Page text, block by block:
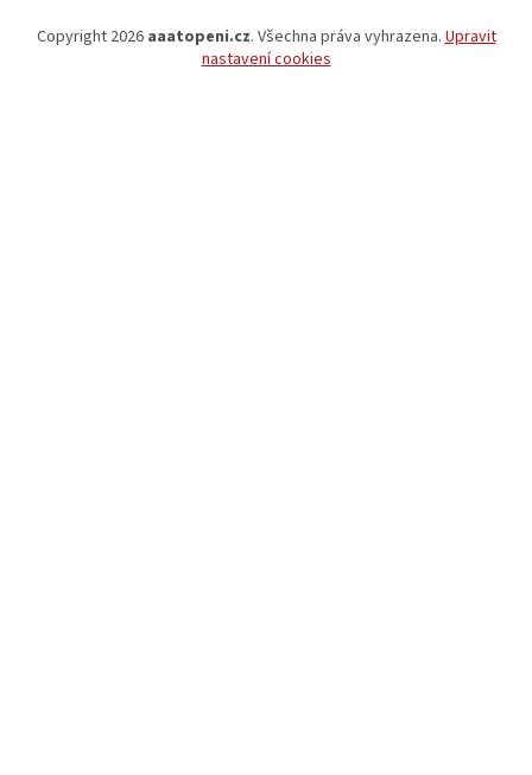
Copyright 2026 aaatopeni.cz. Všechna práva vyhrazena. Upravit
nastavení cookies